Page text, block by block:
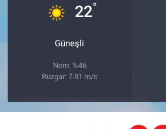
22°
Güneşli
Nem: %46
Rüzgar: 7.81 m/s